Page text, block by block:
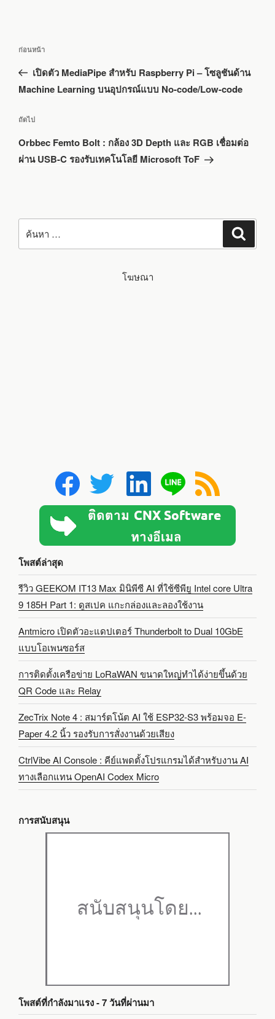
เรื่อง
เรื่อง
ก่อนหน้า
เปิดตัว MediaPipe สำหรับ Raspberry Pi – โซลูชันด้าน
Machine Learning บนอุปกรณ์แบบ No-code/Low-code
เรื่อง
ไป
ถัดไป
Orbbec Femto Bolt : กล้อง 3D Depth และ RGB เชื่อมต่อ
ผ่าน USB-C รองรับเทคโนโลยี Microsoft ToF
ค้นหา:
โฆษณา
โพสต์ล่าสุด
รีวิว GEEKOM IT13 Max มินิพีซี AI ที่ใช้ซีพียู Intel core Ultra
9 185H Part 1: ดูสเปค แกะกล่องและลองใช้งาน
Antmicro เปิดตัวอะแดปเตอร์ Thunderbolt to Dual 10GbE
แบบโอเพนซอร์ส
การติดตั้งเครือข่าย LoRaWAN ขนาดใหญ่ทำได้ง่ายขึ้นด้วย
QR Code และ Relay
ZecTrix Note 4 : สมาร์ตโน้ต AI ใช้ ESP32-S3 พร้อมจอ E-
Paper 4.2 นิ้ว รองรับการสั่งงานด้วยเสียง
CtrlVibe AI Console : คีย์แพดตั้งโปรแกรมได้สำหรับงาน AI
ทางเลือกแทน OpenAI Codex Micro
การสนับสนุน
โพสต์ที่กำลังมาแรง - 7 วันที่ผ่านมา